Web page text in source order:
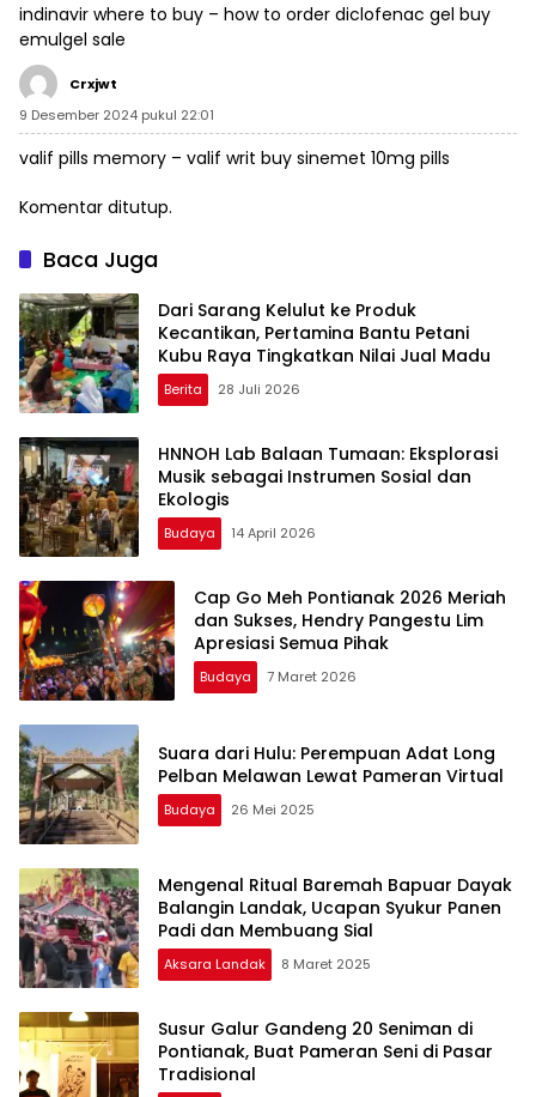
indinavir where to buy – how to order diclofenac gel buy
emulgel sale
Crxjwt
9 Desember 2024 pukul 22:01
valif pills memory – valif writ buy sinemet 10mg pills
Komentar ditutup.
Baca Juga
Dari Sarang Kelulut ke Produk
Kecantikan, Pertamina Bantu Petani
Kubu Raya Tingkatkan Nilai Jual Madu
Berita 28 Juli 2026
HNNOH Lab Balaan Tumaan: Eksplorasi
Musik sebagai Instrumen Sosial dan
Ekologis
Budaya 14 April 2026
Cap Go Meh Pontianak 2026 Meriah
dan Sukses, Hendry Pangestu Lim
Apresiasi Semua Pihak
Budaya 7 Maret 2026
Suara dari Hulu: Perempuan Adat Long
Pelban Melawan Lewat Pameran Virtual
Budaya 26 Mei 2025
Mengenal Ritual Baremah Bapuar Dayak
Balangin Landak, Ucapan Syukur Panen
Padi dan Membuang Sial
Aksara Landak 8 Maret 2025
Susur Galur Gandeng 20 Seniman di
Pontianak, Buat Pameran Seni di Pasar
Tradisional